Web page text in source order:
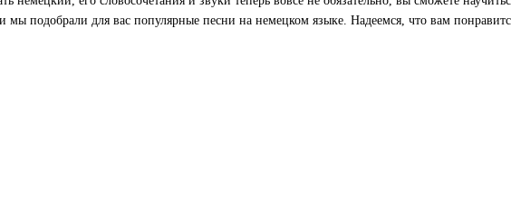
мы подобрали для вас популярные песни на немецком языке. Надеемся, что вам